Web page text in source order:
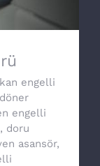
engelli
döner
engelli
, doru
asansör,